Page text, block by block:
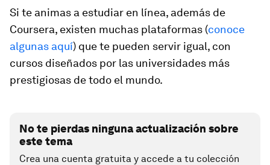
Si te animas a estudiar en línea, además de
Coursera, existen muchas plataformas (conoce
algunas aquí) que te pueden servir igual, con
cursos diseñados por las universidades más
prestigiosas de todo el mundo.
No te pierdas ninguna actualización sobre
este tema
Crea una cuenta gratuita y accede a tu colección